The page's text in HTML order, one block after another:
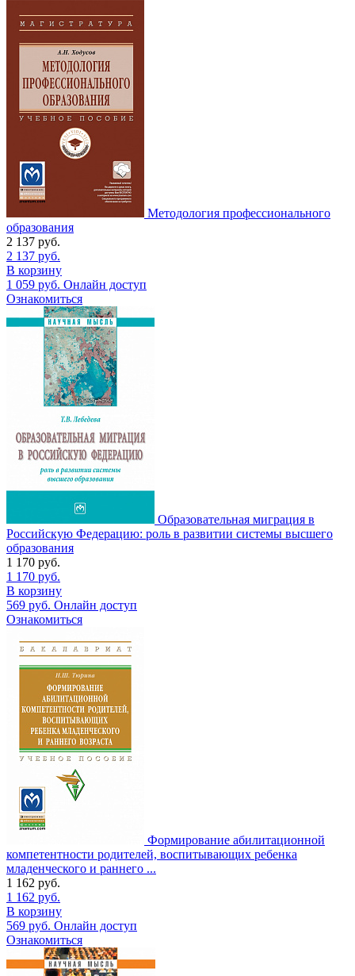
Методология профессионального
образования
2 137 руб.
2 137 руб.
В корзину
1 059 руб. Онлайн доступ
Ознакомиться
Образовательная миграция в
Российскую Федерацию: роль в развитии системы высшего
образования
1 170 руб.
1 170 руб.
В корзину
569 руб. Онлайн доступ
Ознакомиться
Формирование абилитационной
компетентности родителей, воспитывающих ребенка
младенческого и раннего ...
1 162 руб.
1 162 руб.
В корзину
569 руб. Онлайн доступ
Ознакомиться